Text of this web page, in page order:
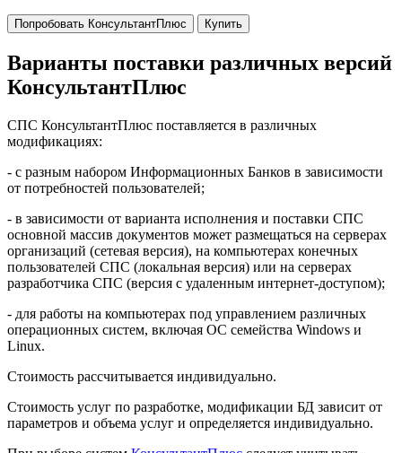
Попробовать КонсультантПлюс Купить
Варианты поставки различных версий
КонсультантПлюс
СПС КонсультантПлюс поставляется в различных
модификациях:
- с разным набором Информационных Банков в зависимости
от потребностей пользователей;
- в зависимости от варианта исполнения и поставки СПС
основной массив документов может размещаться на серверах
организаций (сетевая версия), на компьютерах конечных
пользователей СПС (локальная версия) или на серверах
разработчика СПС (версия с удаленным интернет-доступом);
- для работы на компьютерах под управлением различных
операционных систем, включая ОС семейства Windows и
Linux.
Стоимость рассчитывается индивидуально.
Стоимость услуг по разработке, модификации БД зависит от
параметров и объема услуг и определяется индивидуально.